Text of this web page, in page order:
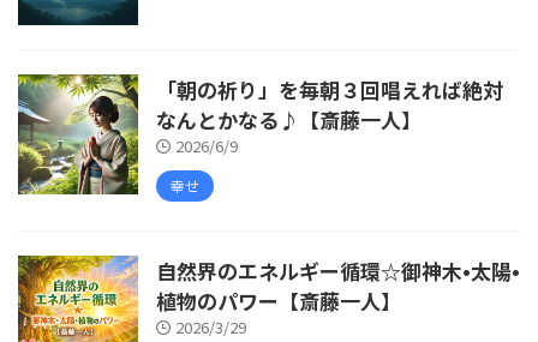
「朝の祈り」を毎朝３回唱えれば絶対
なんとかなる♪【斎藤一人】
2026/6/9
幸せ
自然界のエネルギー循環☆御神木•太陽•
植物のパワー【斎藤一人】
2026/3/29